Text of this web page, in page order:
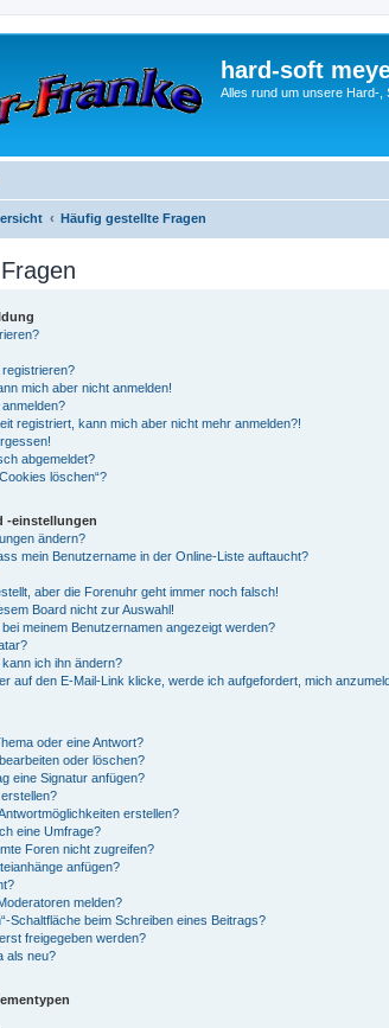
hard-soft
Alles rund um unsere Hard-,
Häufig gestellte Fragen
mich aber nicht anmelden!
registriert, kann mich aber nicht mehr anmelden?!
abgemeldet?
löschen“?
-einstellungen
ändern?
mein Benutzername in der Online-Liste auftaucht?
aber die Forenuhr geht immer noch falsch!
Board nicht zur Auswahl!
meinem Benutzernamen angezeigt werden?
ich ihn ändern?
auf den E-Mail-Link klicke, werde ich aufgefordert, mich
oder eine Antwort?
oder löschen?
eine Signatur anfügen?
erstellen?
eine Umfrage?
Foren nicht zugreifen?
anfügen?
melden?
Schaltfläche beim Schreiben eines Beitrags?
freigegeben werden?
als neu?